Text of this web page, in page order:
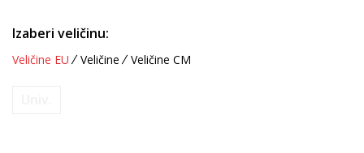
Izaberi veličinu:
Veličine EU Veličine Veličine CM